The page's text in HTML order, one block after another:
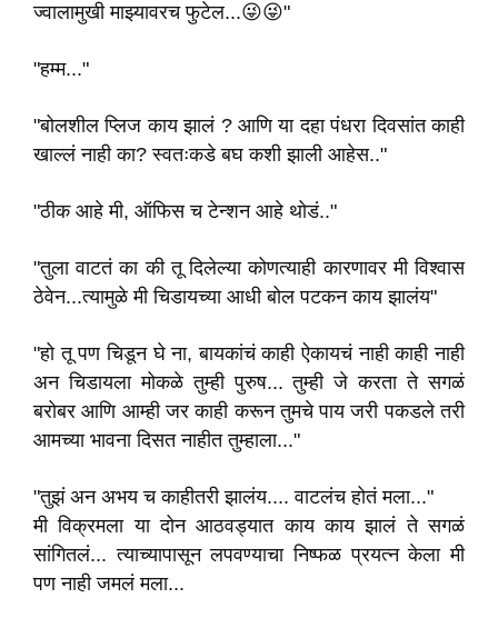
ज्वालामुखी माझ्यावरच फुटेल...😜😜"
"हम्म..."
"बोलशील प्लिज काय झालं ? आणि या दहा पंधरा दिवसांत काही
खाल्लं नाही का? स्वतःकडे बघ कशी झाली आहेस.."
"ठीक आहे मी, ऑफिस च टेन्शन आहे थोडं.."
"तुला वाटतं का की तू दिलेल्या कोणत्याही कारणावर मी विश्वास
ठेवेन...त्यामुळे मी चिडायच्या आधी बोल पटकन काय झालंय"
"हो तू पण चिडून घे ना, बायकांचं काही ऐकायचं नाही काही नाही
अन चिडायला मोकळे तुम्ही पुरुष... तुम्ही जे करता ते सगळं
बरोबर आणि आम्ही जर काही करून तुमचे पाय जरी पकडले तरी
आमच्या भावना दिसत नाहीत तुम्हाला..."
"तुझं अन अभय च काहीतरी झालंय.... वाटलंच होतं मला..."
मी विक्रमला या दोन आठवड्यात काय काय झालं ते सगळं
सांगितलं... त्याच्यापासून लपवण्याचा निष्फळ प्रयत्न केला मी
पण नाही जमलं मला...